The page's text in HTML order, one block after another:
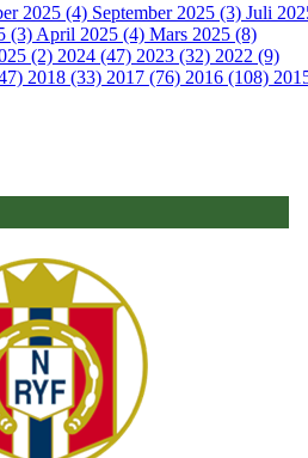
2025 (4) September 2025 (3) Juli
(3) April 2025 (4) Mars 2025 (8)
(2) 2024 (47) 2023 (32) 2022 (9)
2018 (33) 2017 (76) 2016 (108)